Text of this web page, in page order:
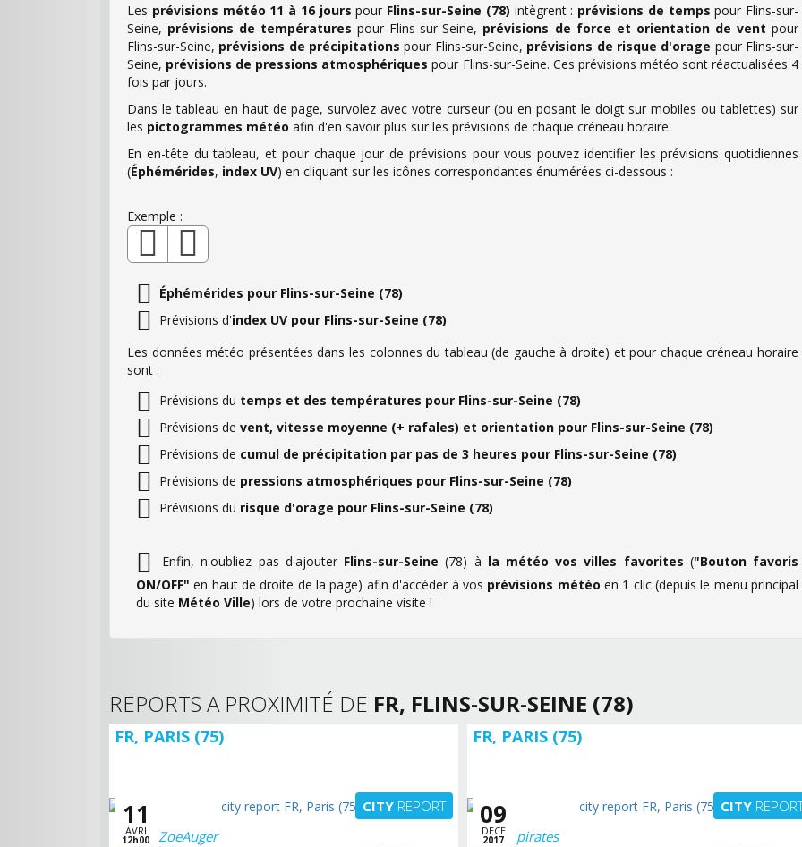
Les prévisions météo 11 à 16 jours pour Flins-sur-Seine (78) intègrent : prévisions de temps pour Flins-sur-
Seine, prévisions de températures pour Flins-sur-Seine, prévisions de force et orientation de vent pour
Flins-sur-Seine, prévisions de précipitations pour Flins-sur-Seine, prévisions de risque d'orage pour Flins-sur-
Seine, prévisions de pressions atmosphériques pour Flins-sur-Seine. Ces prévisions météo sont réactualisées 4
fois par jours.
Dans le tableau en haut de page, survolez avec votre curseur (ou en posant le doigt sur mobiles ou tablettes) sur
les pictogrammes météo afin d'en savoir plus sur les prévisions de chaque créneau horaire.
En en-tête du tableau, et pour chaque jour de prévisions pour vous pouvez identifier les prévisions quotidiennes
(Éphémérides, index UV) en cliquant sur les icônes correspondantes énumérées ci-dessous :
Exemple :
Éphémérides pour Flins-sur-Seine (78)
Prévisions d'index UV pour Flins-sur-Seine (78)
Les données météo présentées dans les colonnes du tableau (de gauche à droite) et pour chaque créneau horaire
sont :
Prévisions du temps et des températures pour Flins-sur-Seine (78)
Prévisions de vent, vitesse moyenne (+ rafales) et orientation pour Flins-sur-Seine (78)
Prévisions de cumul de précipitation par pas de 3 heures pour Flins-sur-Seine (78)
Prévisions de pressions atmosphériques pour Flins-sur-Seine (78)
Prévisions du risque d'orage pour Flins-sur-Seine (78)
Enfin, n'oubliez pas d'ajouter Flins-sur-Seine (78) à la météo vos villes favorites ("Bouton favoris
ON/OFF" en haut de droite de la page) afin d'accéder à vos prévisions météo en 1 clic (depuis le menu principal
du site Météo Ville) lors de votre prochaine visite !
REPORTS A PROXIMITÉ DE FR, FLINS-SUR-SEINE (78)
FR, PARIS (75)
11
AVRI
12h00
CITY REPORT
ZoeAuger
FR, PARIS (75)
09
DECE
2017
CITY
pirates